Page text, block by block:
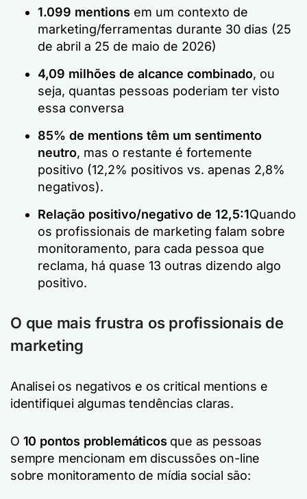
1.099 mentions em um contexto de
marketing/ferramentas durante 30 dias (25
de abril a 25 de maio de 2026)
4,09 milhões de alcance combinado, ou
seja, quantas pessoas poderiam ter visto
essa conversa
85% de mentions têm um sentimento
neutro, mas o restante é fortemente
positivo (12,2% positivos vs. apenas 2,8%
negativos).
Relação positivo/negativo de 12,5:1Quando
os profissionais de marketing falam sobre
monitoramento, para cada pessoa que
reclama, há quase 13 outras dizendo algo
positivo.
O que mais frustra os profissionais de
marketing
Analisei os negativos e os critical mentions e
identifiquei algumas tendências claras.
O 10 pontos problemáticos que as pessoas
sempre mencionam em discussões on-line
sobre monitoramento de mídia social são: